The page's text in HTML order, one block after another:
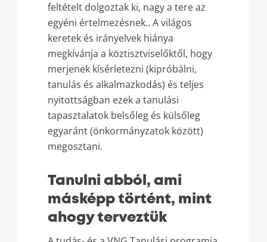
feltételt dolgoztak ki, nagy a tere az
egyéni értelmezésnek.. A világos
keretek és irányelvek hiánya
megkívánja a köztisztviselőktől, hogy
merjenek kísérletezni (kipróbálni,
tanulás és alkalmazkodás) és teljes
nyitottságban ezek a tanulási
tapasztalatok belsőleg és külsőleg
egyaránt (önkormányzatok között)
megosztani.
Tanulni abból, ami
másképp történt, mint
ahogy terveztük